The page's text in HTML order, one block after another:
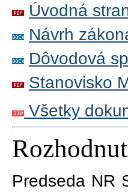
Úvodná
Návrh
Dôvodová
Stanovisko
Všetky
Predseda NR